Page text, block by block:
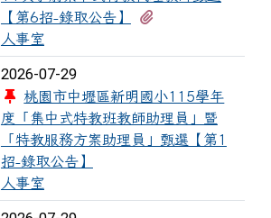
【第6招-錄取公告】
人事室
2026-07-29
桃園市中壢區新明國小115學年
度「集中式特教班教師助理員」暨
「特教服務方案助理員」甄選【第1
招-錄取公告】
人事室